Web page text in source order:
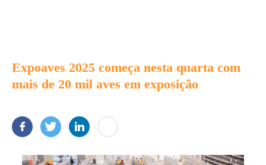
Expoaves 2025 começa nesta quarta com
mais de 20 mil aves em exposição